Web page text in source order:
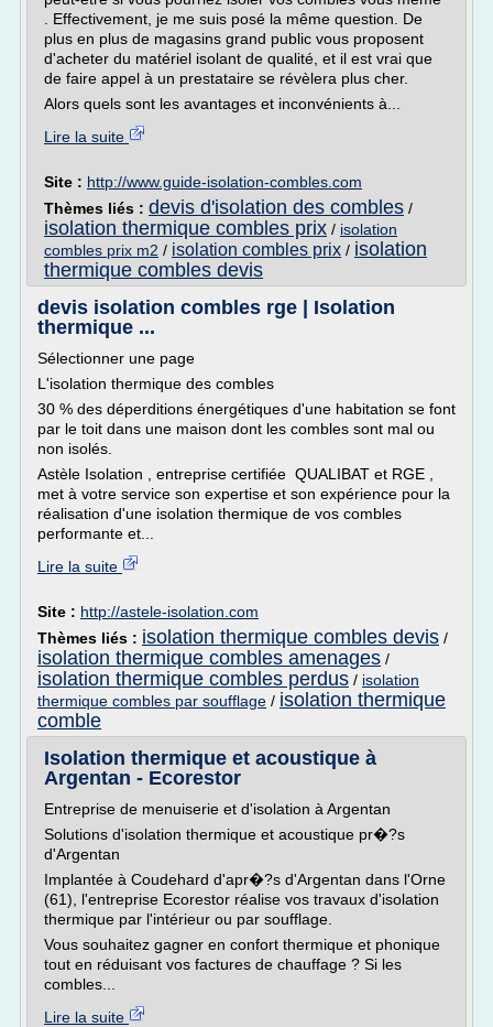
. Effectivement, je me suis posé la même question. De
plus en plus de magasins grand public vous proposent
d'acheter du matériel isolant de qualité, et il est vrai que
de faire appel à un prestataire se révèlera plus cher.
Alors quels sont les avantages et inconvénients à...
Lire la suite
Site : http://www.guide-isolation-combles.com
Thèmes liés : devis d'isolation des combles /
isolation thermique combles prix / isolation
combles prix m2 / isolation combles prix / isolation
thermique combles devis
devis isolation combles rge | Isolation
thermique ...
Sélectionner une page
L'isolation thermique des combles
30 % des déperditions énergétiques d'une habitation se font
par le toit dans une maison dont les combles sont mal ou
non isolés.
Astèle Isolation , entreprise certifiée QUALIBAT et RGE ,
met à votre service son expertise et son expérience pour la
réalisation d'une isolation thermique de vos combles
performante et...
Lire la suite
Site : http://astele-isolation.com
Thèmes liés : isolation thermique combles devis /
isolation thermique combles amenages /
isolation thermique combles perdus / isolation
thermique combles par soufflage / isolation thermique
comble
Isolation thermique et acoustique à
Argentan - Ecorestor
Entreprise de menuiserie et d'isolation à Argentan
Solutions d'isolation thermique et acoustique pr�?s
d'Argentan
Implantée à Coudehard d'apr�?s d'Argentan dans l'Orne
(61), l'entreprise Ecorestor réalise vos travaux d'isolation
thermique par l'intérieur ou par soufflage.
Vous souhaitez gagner en confort thermique et phonique
tout en réduisant vos factures de chauffage ? Si les
combles...
Lire la suite